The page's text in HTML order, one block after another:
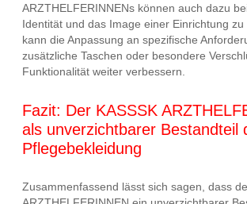
ARZTHELFERINNENs können auch dazu
Identität und das Image einer Einrichtung
kann die Anpassung an spezifische
zusätzliche Taschen oder besondere
Funktionalität weiter verbessern.
Fazit: Der KASSSK
als unverzichtbarer Bestandteil
Pflegebekleidung
Zusammenfassend lässt sich sagen, dass